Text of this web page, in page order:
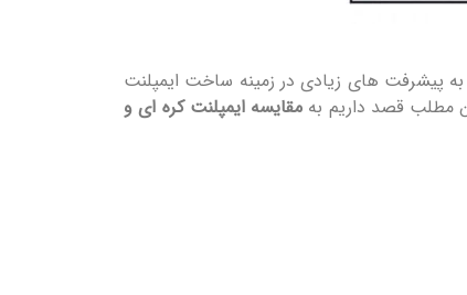
به پیشرفت های زیادی در زمینه ساخت ایمپلنت
مطلب قصد داریم به مقایسه ایمپلنت کره ای و